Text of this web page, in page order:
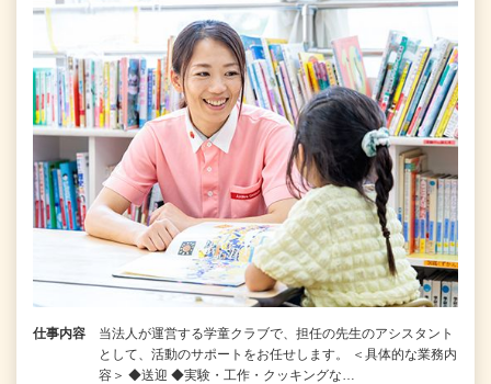
仕事内容
当法人が運営する学童クラブで、担任の先生のアシスタント
として、活動のサポートをお任せします。 ＜具体的な業務内
容＞ ◆送迎 ◆実験・工作・クッキングな…